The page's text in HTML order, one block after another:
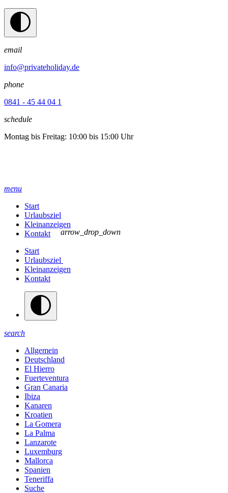
email
info@privateholiday.de
phone
0841 - 45 44 04 1
schedule
Montag bis Freitag: 10:00 bis 15:00 Uhr
menu
Start
Urlaubsziel
Kleinanzeigen
Kontakt
Start
Urlaubsziel
arrow_drop_down
Kleinanzeigen
Kontakt
search
Allgemein
Deutschland
El Hierro
Fuerteventura
Gran Canaria
Ibiza
Kanaren
Kroatien
La Gomera
La Palma
Lanzarote
Luxemburg
Mallorca
Spanien
Teneriffa
Suche